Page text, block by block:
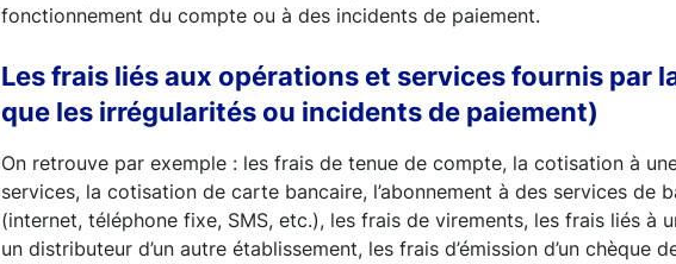
fonctionnement du compte ou à des incidents de paiement.
Les frais liés aux opérations et services fournis par
que les irrégularités ou incidents de paiement)
On retrouve par exemple : les frais de tenue de compte, la cotisation à
services, la cotisation de carte bancaire, l’abonnement à des services de
(internet, téléphone fixe, SMS, etc.), les frais de virements, les frais liés à
un distributeur d’un autre établissement, les frais d’émission d’un chèque